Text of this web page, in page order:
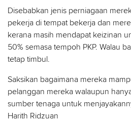
Disebabkan jenis perniagaan
pekerja di tempat bekerja dan
kerana masih mendapat keizinan
50% semasa tempoh PKP. Walau
tetap timbul.
Saksikan bagaimana mereka
pelanggan mereka walaupun
sumber tenaga untuk
Harith Ridzuan